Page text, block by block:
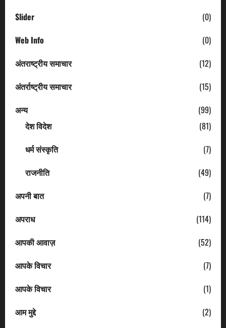
Slider
(0)
Web Info
(0)
अंतराष्ट्रीय समाचार
(12)
अंतर्राष्ट्रीय समाचार
(15)
अन्य
(99)
देश विदेश
(81)
धर्म संस्कृति
(7)
राजनीति
(49)
अपनी बात
(7)
अपराध
(114)
आपकी आवाज़
(52)
आपके विचार
(7)
आपके विचार
(1)
आम मुद्दे
(2)